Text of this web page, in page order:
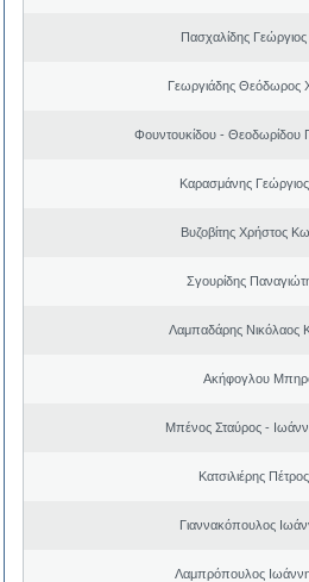
Πασχαλίδης
Γεωργιάδης Θεόδωρος
Φουντουκίδου - Θεοδωρίδου
Καρασμάνης
Βυζοβίτης Χρήστος
Σγουρίδης
Λαμπαδάρης Νικόλαος
Ακήφογλου
Μπένος Σταύρος -
Κατσιλιέρης
Γιαννακόπουλος
Λαμπρόπουλος